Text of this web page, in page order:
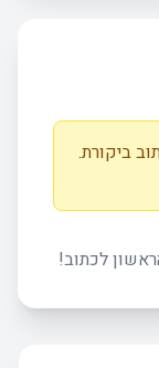
ביקורת.
לכתוב!